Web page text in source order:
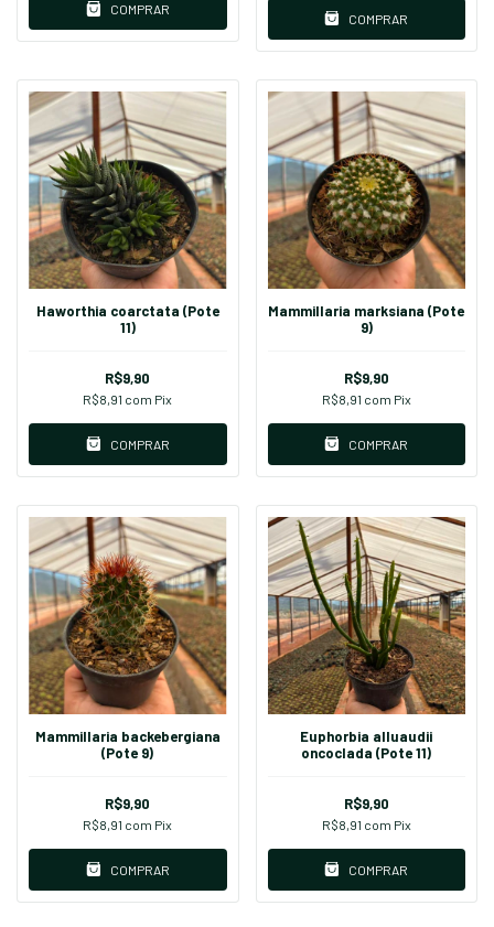
COMPRAR
COMPRAR
Haworthia coarctata (Pote
11)
R$9,90
R$8,91 com Pix
COMPRAR
Mammillaria marksiana (Pote
9)
R$9,90
R$8,91 com Pix
COMPRAR
Mammillaria backebergiana
(Pote 9)
R$9,90
R$8,91 com Pix
COMPRAR
Euphorbia alluaudii
oncoclada (Pote 11)
R$9,90
R$8,91 com Pix
COMPRAR